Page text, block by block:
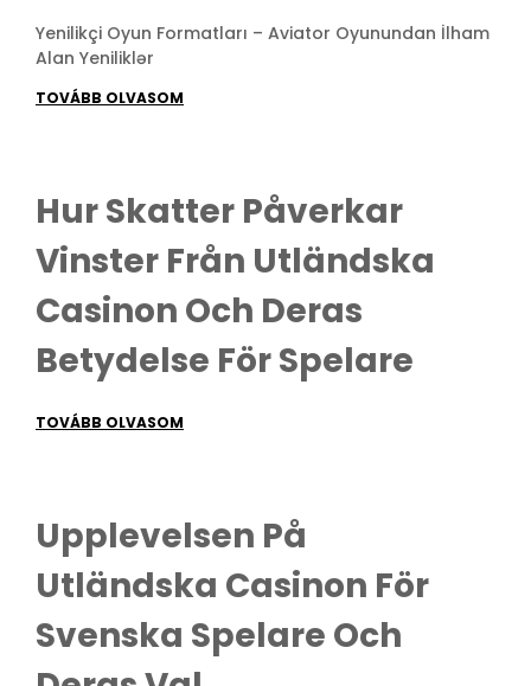
Yenilikçi Oyun Formatları – Aviator Oyunundan İlham
Alan Yeniliklər
TOVÁBB OLVASOM
Hur Skatter Påverkar
Vinster Från Utländska
Casinon Och Deras
Betydelse För Spelare
TOVÁBB OLVASOM
Upplevelsen På
Utländska Casinon För
Svenska Spelare Och